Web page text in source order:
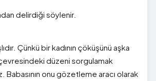
delirdiği söylenir.
Çünkü bir kadının çöküşünü aşka
çevresindeki düzeni sorgulamak
Babasının onu gözetleme aracı olarak